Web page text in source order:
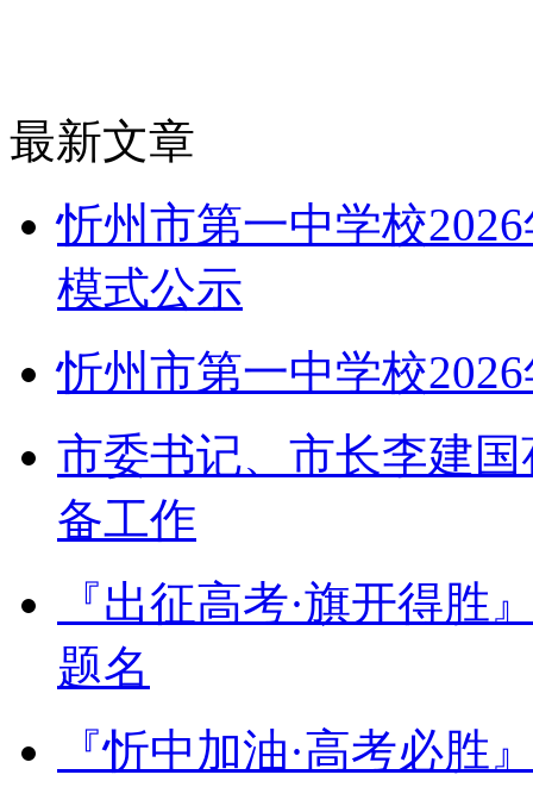
最新文章
忻州市第一中学校
模式公示
忻州市第一中学校
市委书记、市长李建
备工作
『出征高考·旗开得胜
题名
『忻中加油·高考必胜